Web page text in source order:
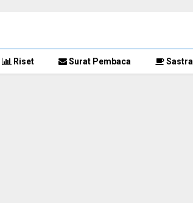
Riset Surat Pembaca Sastra